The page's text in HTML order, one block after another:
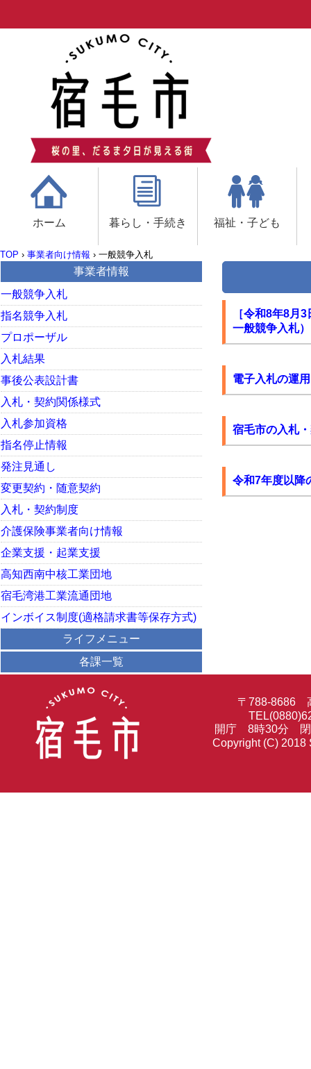
ホーム 暮らし・手続き 福祉・子ども
TOP › 事業者向け情報 › 一般競争入札
［令和8年8月
一般競争入札）
電子入札の運
宿毛市の入札
令和7年度以降
事業者情報
一般競争入札
指名競争入札
プロポーザル
入札結果
事後公表設計書
入札・契約関係様式
入札参加資格
指名停止情報
発注見通し
変更契約・随意契約
入札・契約制度
介護保険事業者向け情報
企業支援・起業支援
高知西南中核工業団地
宿毛湾港工業流通団地
インボイス制度(適格請求書等保存方式)
ライフメニュー
各課一覧
〒788-8686
開庁 8時30分 閉
Copyright (C) 2018